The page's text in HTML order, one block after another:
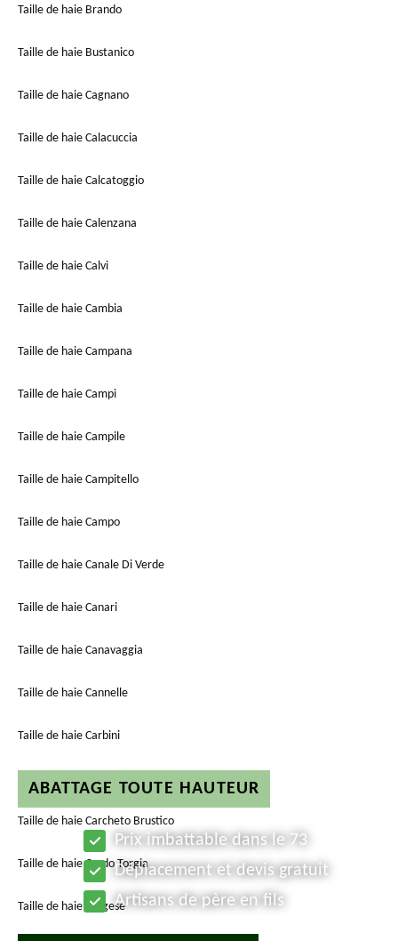
ABATTAGE TOUTE HAUTEUR
Prix imbattable dans le 73
Déplacement et devis gratuit
Artisans de père en fils
Taille de haie Brando
Taille de haie Bustanico
Taille de haie Cagnano
Taille de haie Calacuccia
Taille de haie Calcatoggio
Taille de haie Calenzana
Taille de haie Calvi
Taille de haie Cambia
Taille de haie Campana
Taille de haie Campi
Taille de haie Campile
Taille de haie Campitello
Taille de haie Campo
Taille de haie Canale Di Verde
Taille de haie Canari
Taille de haie Canavaggia
Taille de haie Cannelle
Taille de haie Carbini
Taille de haie Carbuccia
Taille de haie Carcheto Brustico
Taille de haie Cardo Torgia
Taille de haie Cargese